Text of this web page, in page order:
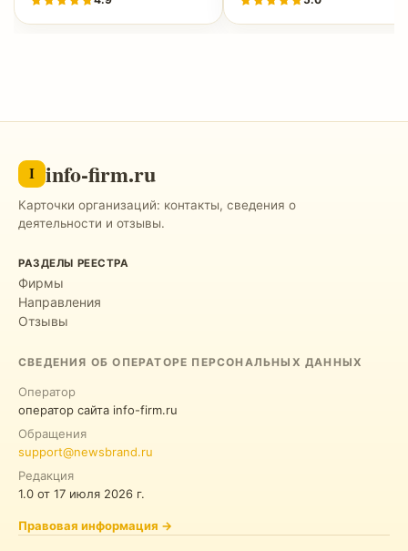
I info-firm.ru
Карточки организаций: контакты, сведения о
деятельности и отзывы.
РАЗДЕЛЫ РЕЕСТРА
Фирмы
Направления
Отзывы
СВЕДЕНИЯ ОБ ОПЕРАТОРЕ ПЕРСОНАЛЬНЫХ ДАННЫХ
Оператор
оператор сайта info-firm.ru
Обращения
support@newsbrand.ru
Редакция
1.0 от 17 июля 2026 г.
Правовая информация →